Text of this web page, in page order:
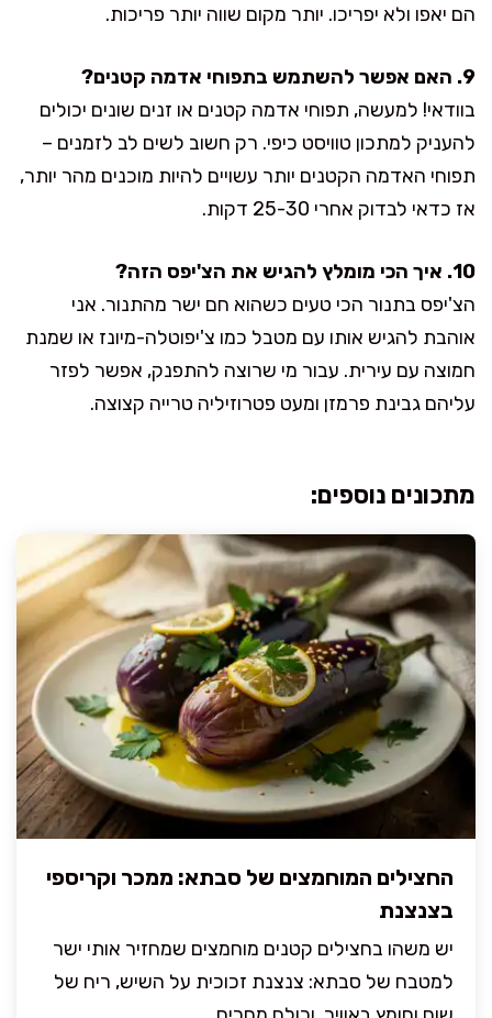
הם יאפו ולא יפריכו. יותר מקום שווה יותר פריכות.
9. האם אפשר להשתמש בתפוחי אדמה קטנים?
בוודאי! למעשה, תפוחי אדמה קטנים או זנים שונים יכולים
להעניק למתכון טוויסט כיפי. רק חשוב לשים לב לזמנים –
תפוחי האדמה הקטנים יותר עשויים להיות מוכנים מהר יותר,
אז כדאי לבדוק אחרי 25-30 דקות.
10. איך הכי מומלץ להגיש את הצ'יפס הזה?
הצ'יפס בתנור הכי טעים כשהוא חם ישר מהתנור. אני
אוהבת להגיש אותו עם מטבל כמו צ'יפוטלה-מיונז או שמנת
חמוצה עם עירית. עבור מי שרוצה להתפנק, אפשר לפזר
עליהם גבינת פרמזן ומעט פטרוזיליה טרייה קצוצה.
מתכונים נוספים:
החצילים המוחמצים של סבתא: ממכר וקריספי
בצנצנת
יש משהו בחצילים קטנים מוחמצים שמחזיר אותי ישר
למטבח של סבתא: צנצנת זכוכית על השיש, ריח של